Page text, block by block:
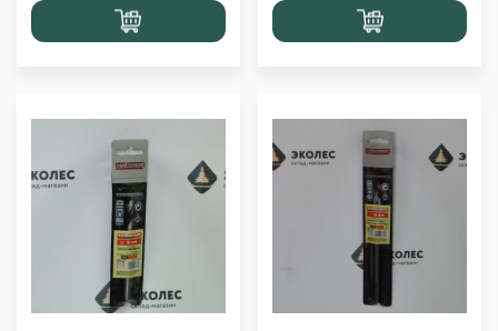
Перейти
в корзину
Перейти
в корзину